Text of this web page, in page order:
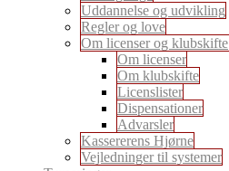
Uddannelse og udvikling
Regler og love
Om licenser og klubskifte
Om licenser
Om klubskifte
Licenslister
Dispensationer
Advarsler
Kassererens Hjørne
Vejledninger til systemer